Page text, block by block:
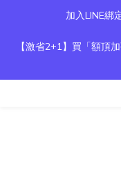
加入LINE
【激省2+1】買「額頂